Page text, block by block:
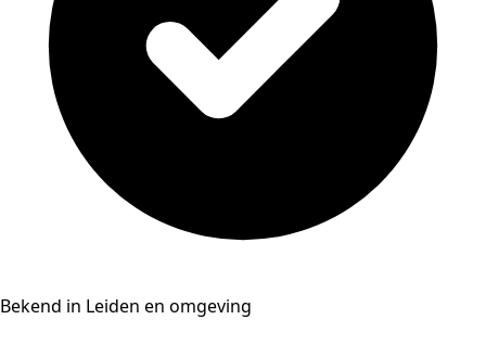
Bekend in Leiden en omgeving